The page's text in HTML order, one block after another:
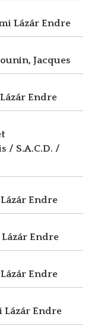
Lázár Endre
Jacques
Endre
/ S.A.C.D. /
Endre
Endre
Endre
Lázár Endre